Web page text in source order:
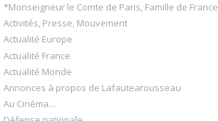
*Monseigneur le Comte de Paris, Famille de France
Activités, Presse, Mouvement
Actualité Europe
Actualité France
Actualité Monde
Annonces à propos de Lafautearousseau
Au Cinéma...